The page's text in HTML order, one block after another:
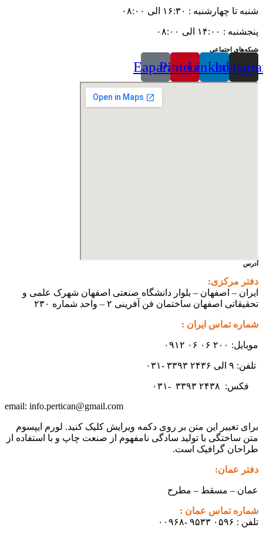
شنبه تا چهارشنبه : ۱۶:۳۰ الی ۰۸:۰۰
پنجشنبه : ۱۴:۰۰ الی ۰۸:۰۰
شبکه‌های اجتماعی
Linkedin
Pinterest
Eaparat
آدرس
دفتر مرکزی:
ایران – اصفهان – بلوار دانشگاه صنعتی اصفهان شهرک علمی و
تحقیقاتی اصفهان ساختمان فن آفرینی ۲ – واحد شماره ۲۳۰
شماره تماس ایران :
موبایل: ۲۰۰ ۰۶ ۰۶ ۰۹۱۲
تلفن: ۹ الی ۲۴۳۶ ۳۳۹۳ -۰۳۱
فکس: ۳۳۹۳ ۲۴۳۸ -۰۳۱
info.pertican@gmail.com
برای تغییر این متن بر روی دکمه ویرایش کلیک کنید. لورم ایپسوم
متن ساختگی با تولید سادگی نامفهوم از صنعت چاپ و با استفاده از
طراحان گرافیک است.
دفتر عمان:
عمان – مسقط – مطرح
شماره تماس عمان :
تلفن : ۰۵۹۶ ۹۵۳۳ -۰۰۹۶۸